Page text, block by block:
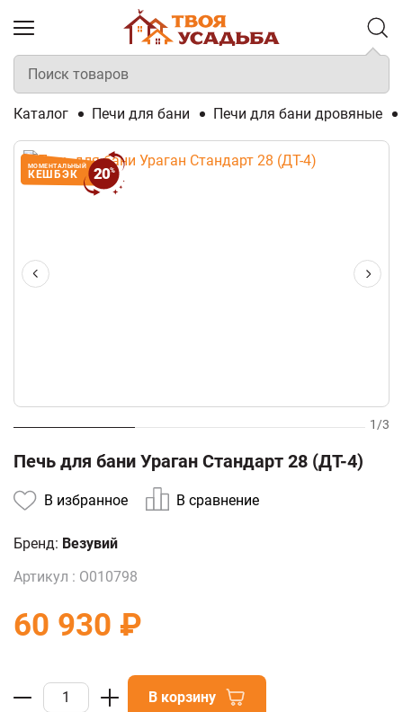
Каталог Печи для бани Печи для бани дровяные
1/3
МОМЕНТАЛЬНЫЙ
КЕШБЭК 20%
Печь для бани Ураган Стандарт 28 (ДТ-4)
В избранное В сравнение
Бренд: Везувий
Артикул : О010798
60 930 ₽
В корзину